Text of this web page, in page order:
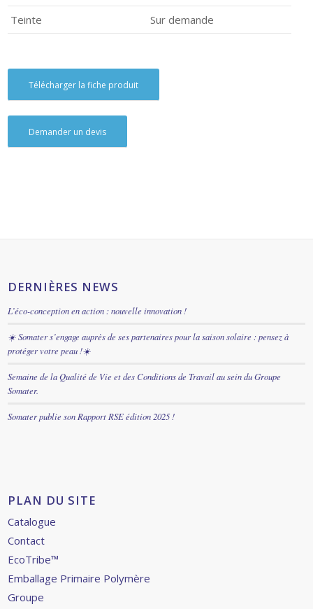
Teinte
Sur demande
Télécharger la fiche produit
Demander un devis
DERNIÈRES NEWS
L’éco-conception en action : nouvelle innovation !
☀️ Somater s’engage auprès de ses partenaires pour la saison solaire : pensez à
protéger votre peau !☀️
Semaine de la Qualité de Vie et des Conditions de Travail au sein du Groupe
Somater.
Somater publie son Rapport RSE édition 2025 !
PLAN DU SITE
Catalogue
Contact
EcoTribe™
Emballage Primaire Polymère
Groupe